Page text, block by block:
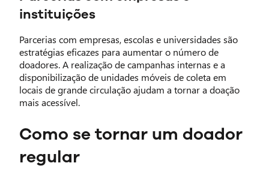
instituições
Parcerias com empresas, escolas e universidades são
estratégias eficazes para aumentar o número de
doadores. A realização de campanhas internas e a
disponibilização de unidades móveis de coleta em
locais de grande circulação ajudam a tornar a doação
mais acessível.
Como se tornar um doador
regular